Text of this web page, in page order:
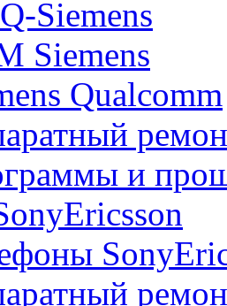
Siemens
Siemens
Qualcomm
и